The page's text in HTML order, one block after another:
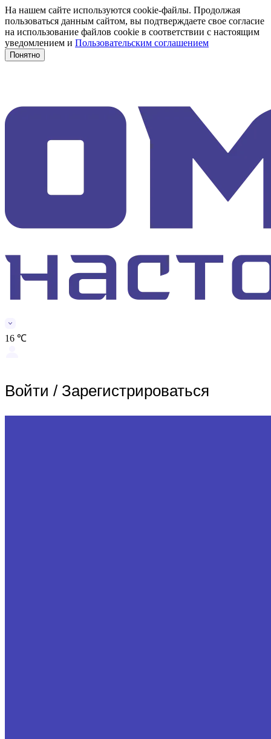
На нашем сайте используются cookie-файлы. Продолжая
пользоваться данным сайтом, вы подтверждаете свое согласие
на использование файлов cookie в соответствии с настоящим
уведомлением и Пользовательским соглашением
Понятно
16 ℃
Войти / Зарегистрироваться